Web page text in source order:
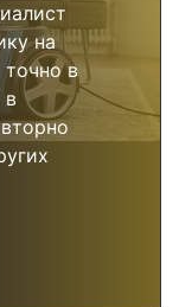
на
в
в